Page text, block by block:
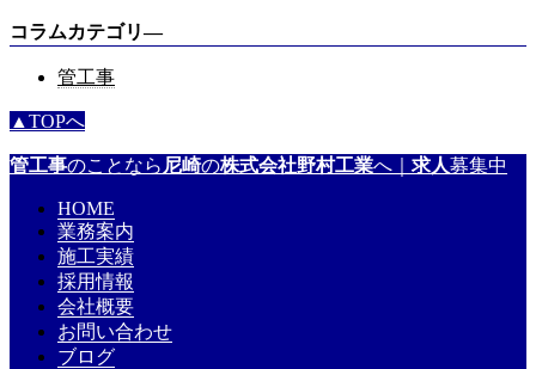
コラムカテゴリ―
管工事
▲TOPへ
管工事のことなら 尼崎の株式会社野村工業へ｜ 求人募集中
HOME
業務案内
施工実績
採用情報
会社概要
お問い合わせ
ブログ